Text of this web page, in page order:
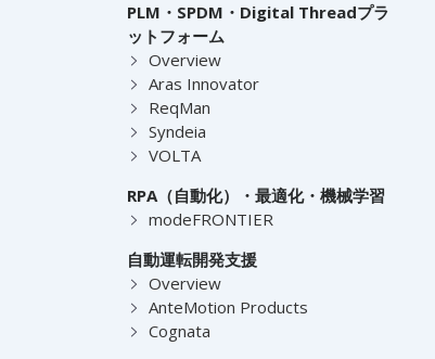
PLM・SPDM・Digital Threadプラ
ットフォーム
Overview
Aras Innovator
ReqMan
Syndeia
VOLTA
RPA（自動化）・最適化・機械学習
modeFRONTIER
自動運転開発支援
Overview
AnteMotion Products
Cognata